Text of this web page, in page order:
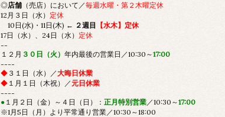
◎店舗 （売店）において／毎週水曜・第２木曜定休
12月３日（水） 定休
10日(水)・11日(木) ← ２週目
【水木】定休
17日（水）、24日（水） 定休
--
１２月 ３０日（火） 年内最後の営業日／10:30～17:00
----
◆ ３１日（水）／大晦日休業
◆ １月１日（木祝）／元日休業
----
● １月２日（金）～４日（日）： 正月特別営業／10:30～17:00
※1月5日（月）より平常通り営業／10:30～18:00